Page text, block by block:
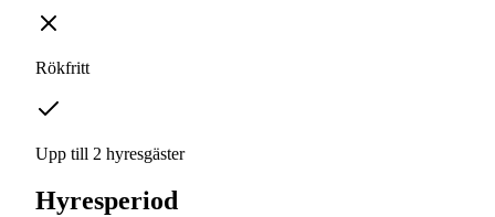
Rökfritt
Upp till 2 hyresgäster
Hyresperiod